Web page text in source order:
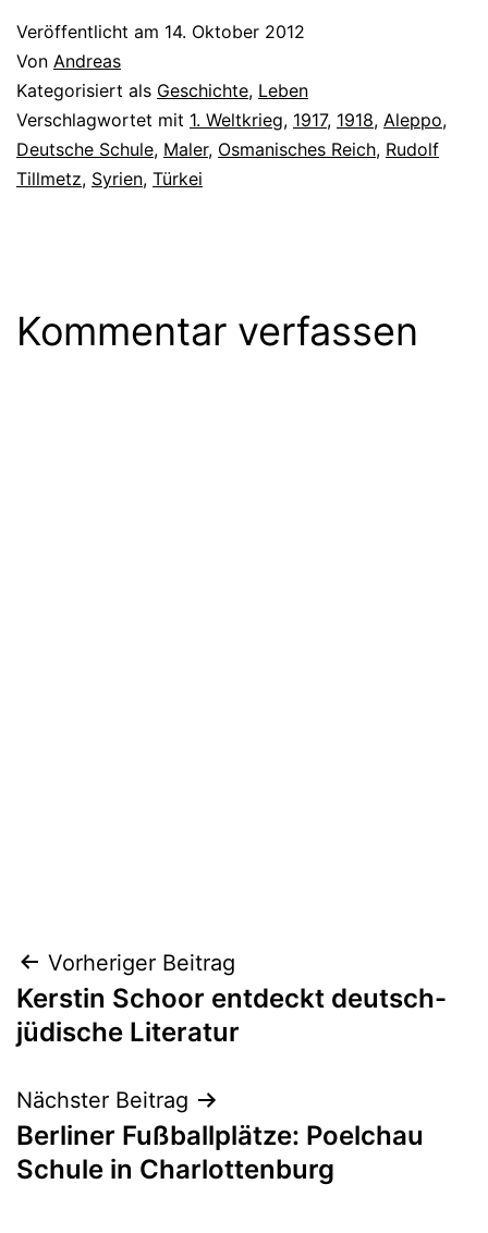
Veröffentlicht am 14. Oktober 2012
Von Andreas
Kategorisiert als Geschichte, Leben
Verschlagwortet mit 1. Weltkrieg, 1917, 1918, Aleppo,
Deutsche Schule, Maler, Osmanisches Reich, Rudolf
Tillmetz, Syrien, Türkei
Kommentar verfassen
Beitragsnavigation
Vorheriger Beitrag
Kerstin Schoor entdeckt deutsch-
jüdische Literatur
Nächster Beitrag
Berliner Fußballplätze: Poelchau
Schule in Charlottenburg